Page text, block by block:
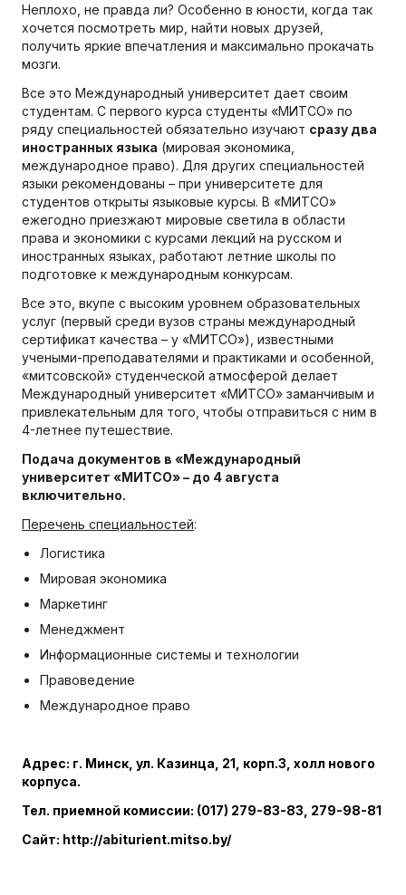
Неплохо, не правда ли? Особенно в юности, когда так
хочется посмотреть мир, найти новых друзей,
получить яркие впечатления и максимально прокачать
мозги.
Все это Международный университет дает своим
студентам. С первого курса студенты «МИТСО» по
ряду специальностей обязательно изучают сразу два
иностранных языка (мировая экономика,
международное право). Для других специальностей
языки рекомендованы – при университете для
студентов открыты языковые курсы. В «МИТСО»
ежегодно приезжают мировые светила в области
права и экономики с курсами лекций на русском и
иностранных языках, работают летние школы по
подготовке к международным конкурсам.
Все это, вкупе с высоким уровнем образовательных
услуг (первый среди вузов страны международный
сертификат качества – у «МИТСО»), известными
учеными-преподавателями и практиками и особенной,
«митсовской» студенческой атмосферой делает
Международный университет «МИТСО» заманчивым и
привлекательным для того, чтобы отправиться с ним в
4-летнее путешествие.
Подача документов в «Международный
университет «МИТСО» – до 4 августа
включительно.
Перечень специальностей:
Логистика
Мировая экономика
Маркетинг
Менеджмент
Информационные системы и технологии
Правоведение
Международное право
Адрес: г. Минск, ул. Казинца, 21, корп.3, холл нового
корпуса.
Тел. приемной комиссии: (017) 279-83-83, 279-98-81
Сайт: http://abiturient.mitso.by/